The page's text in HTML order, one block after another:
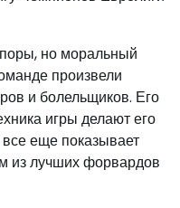
но моральный
произвели
и болельщиков. Его
игры делают его
еще показывает
из лучших форвардов